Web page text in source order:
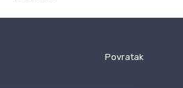
Povratak